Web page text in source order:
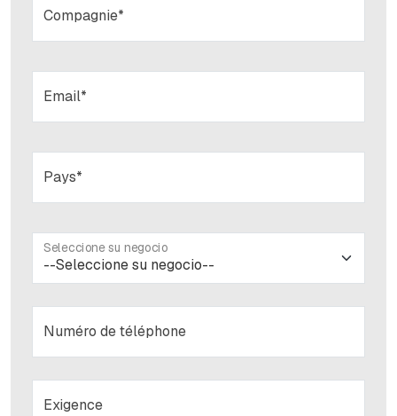
Compagnie*
Email*
Pays*
Seleccione su negocio
Numéro de téléphone
Exigence